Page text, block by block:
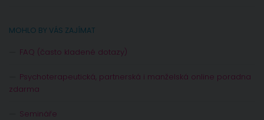
MOHLO BY VÁS ZAJÍMAT
FAQ (často kladené dotazy)
Psychoterapeutická, partnerská i manželská online poradna
zdarma
Semináře